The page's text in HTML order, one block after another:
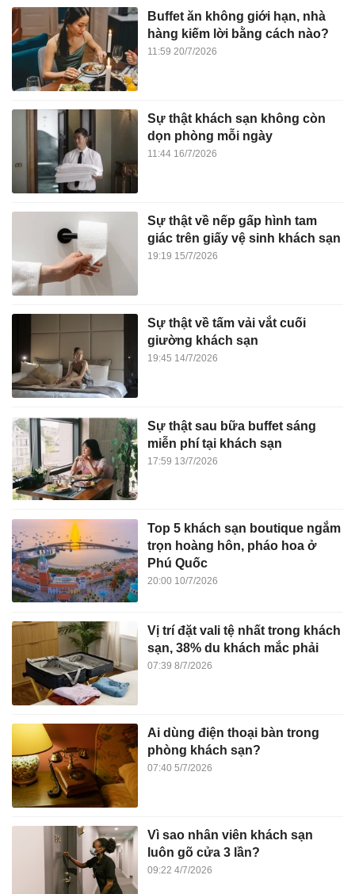
Buffet ăn không giới hạn, nhà
hàng kiếm lời bằng cách nào?
11:59 20/7/2026
Sự thật khách sạn không còn
dọn phòng mỗi ngày
11:44 16/7/2026
Sự thật về nếp gấp hình tam
giác trên giấy vệ sinh khách sạn
19:19 15/7/2026
Sự thật về tấm vải vắt cuối
giường khách sạn
19:45 14/7/2026
Sự thật sau bữa buffet sáng
miễn phí tại khách sạn
17:59 13/7/2026
Top 5 khách sạn boutique ngắm
trọn hoàng hôn, pháo hoa ở
Phú Quốc
20:00 10/7/2026
Vị trí đặt vali tệ nhất trong khách
sạn, 38% du khách mắc phải
07:39 8/7/2026
Ai dùng điện thoại bàn trong
phòng khách sạn?
07:40 5/7/2026
Vì sao nhân viên khách sạn
luôn gõ cửa 3 lần?
09:22 4/7/2026